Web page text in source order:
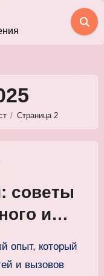
Страница 2
советы
и
и вызовов